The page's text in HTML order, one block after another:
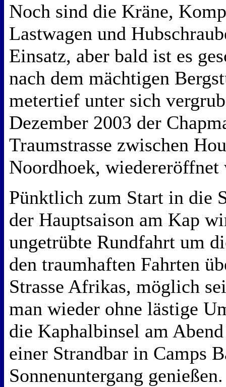
Noch sind die Kräne,
Lastwagen und
Einsatz, aber bald ist es
nach dem mächtigen
metertief unter sich
Dezember 2003 der
Traumstrasse zwischen
Noordhoek, wiedereröffnet
Pünktlich zum Start in die
der Hauptsaison am Kap
ungetrübte Rundfahrt um
den traumhaften Fahrten
Strasse Afrikas, möglich
man wieder ohne lästige
die Kaphalbinsel am
einer Strandbar in Camps
Sonnenuntergang genießen.